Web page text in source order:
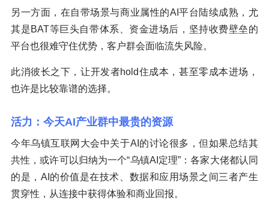
另一方面，在自带场景与商业属性的AI平台陆续成熟，尤
其是BAT等巨头自带体系、资金进场后，坚持收费壁垒的
平台也很难守住优势，客户群会面临流失风险。
此消彼长之下，让开发者hold住成本，甚至零成本进场，
也许是比较靠谱的选择。
活力：今天AI产业群中最贵的资源
今年乌镇互联网大会中关于AI的讨论很多，但如果总结其
共性，或许可以归纳为一个“乌镇AI定理”：各家大佬都认同
的是，AI的价值是在技术、数据和应用场景之间三者产生
贯穿性，从连接中获得体验和商业回报。